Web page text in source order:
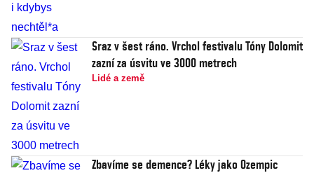
Sraz v šest ráno. Vrchol festivalu Tóny Dolomit
zazní za úsvitu ve 3000 metrech
Lidé a země
Zbavíme se demence? Léky jako Ozempic